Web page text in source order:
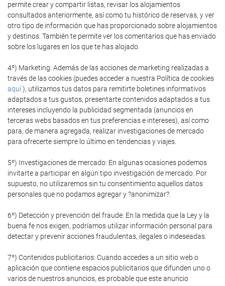
permite crear y compartir listas, revisar los alojamientos
consultados anteriormente, así como tu histórico de reservas, y ver
otro tipo de información que has proporcionado sobre alojamientos
y destinos. También te permite ver los comentarios que has enviado
sobre los lugares en los que te has alojado.
4º) Marketing: Además de las acciones de marketing realizadas a
través de las cookies (puedes acceder a nuestra Política de cookies
aquí), utilizamos tus datos para remitirte boletines informativos
adaptados a tus gustos, presentarte contenidos adaptados a tus
intereses incluyendo la publicidad segmentada (anuncios en
terceras webs basados en tus preferencias e intereses), así como
para, de manera agregada, realizar investigaciones de mercado
para ofrecerte siempre lo último en tendencias y viajes.
5º) Investigaciones de mercado: En algunas ocasiones podemos
invitarte a participar en algún tipo investigación de mercado. Por
supuesto, no utilizaremos sin tu consentimiento aquellos datos
personales que no podamos agregar y ?anonimizar?.
6º) Detección y prevención del fraude: En la medida que la Ley y la
buena fe nos exigen, podríamos utilizar información personal para
detectar y prevenir acciones fraudulentas, ilegales o indeseadas.
7º) Contenidos publicitarios: Cuando accedes a un sitio web o
aplicación que contiene espacios publicitarios que difunden uno o
varios de nuestros anuncios, es probable que este anuncio